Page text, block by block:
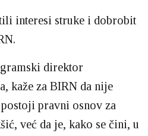
interesi struke i dobrobit
direktor
kaže za BIRN da nije
pravni osnov za
već da je, kako se čini, u